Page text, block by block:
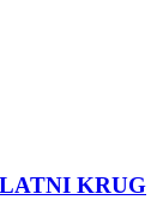
KRUG